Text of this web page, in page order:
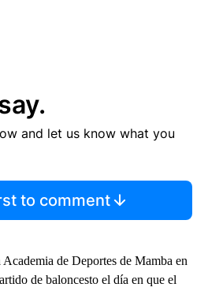
and let us know what you
to comment
Academia de Deportes de Mamba en
de baloncesto el día en que el